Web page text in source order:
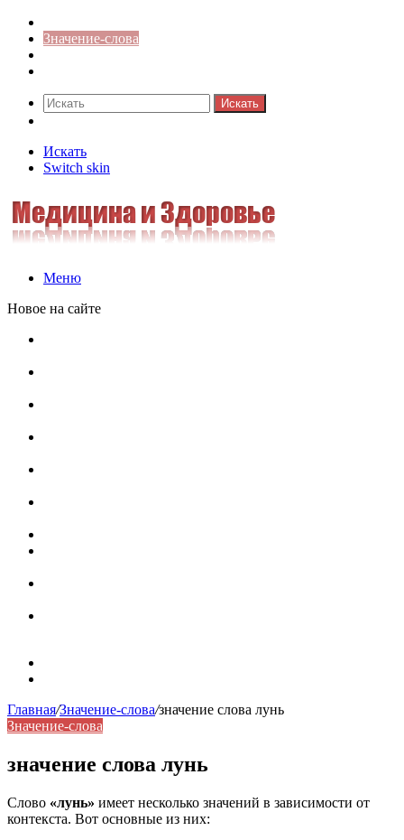
Значение-слова
Искать
Искать
Switch skin
Меню
Новое на сайте
Главная/Значение-слова/значение слова лунь
Значение-слова
значение слова лунь
Слово «лунь» имеет несколько значений в зависимости от
контекста. Вот основные из них: